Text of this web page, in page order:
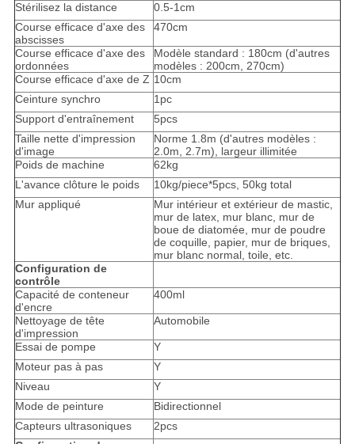
Stérilisez la distance
0.5-1cm
Course efficace d'axe des
abscisses
470cm
Course efficace d'axe des
ordonnées
Modèle standard : 180cm (d'autres
modèles : 200cm, 270cm)
Course efficace d'axe de Z 10cm
Ceinture synchro
1pc
Support d'entraînement
5pcs
Taille nette d'impression
d'image
Norme 1.8m (d'autres modèles :
2.0m, 2.7m), largeur illimitée
Poids de machine
62kg
L'avance clôture le poids
10kg/piece*5pcs, 50kg total
Mur appliqué
Mur intérieur et extérieur de mastic,
mur de latex, mur blanc, mur de
boue de diatomée, mur de poudre
de coquille, papier, mur de briques,
mur blanc normal, toile, etc.
Configuration de
contrôle
Capacité de conteneur
d'encre
400ml
Nettoyage de tête
d'impression
Automobile
Essai de pompe
Y
Moteur pas à pas
Y
Niveau
Y
Mode de peinture
Bidirectionnel
Capteurs ultrasoniques
2pcs